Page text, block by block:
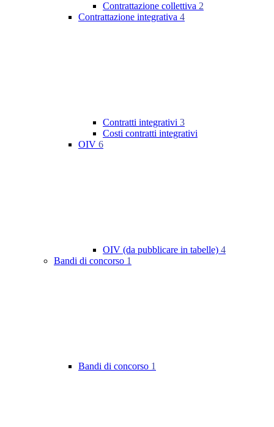
Contrattazione collettiva 2
Contrattazione integrativa 4
Contratti integrativi 3
Costi contratti integrativi
OIV 6
OIV (da pubblicare in tabelle) 4
Bandi di concorso 1
Bandi di concorso 1